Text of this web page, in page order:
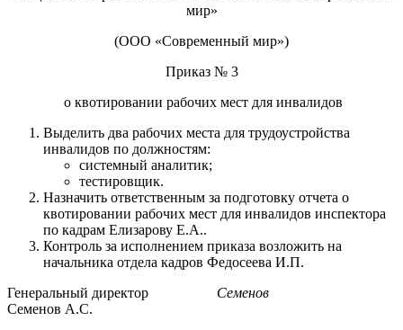
мир»
(ООО «Современный мир»)
Приказ № 3
о квотировании рабочих мест для инвалидов
Выделить два рабочих места для трудоустройства
инвалидов по должностям:
системный аналитик;
тестировщик.
Назначить ответственным за подготовку отчета о
квотировании рабочих мест для инвалидов инспектора
по кадрам Елизарову Е.А..
Контроль за исполнением приказа возложить на
начальника отдела кадров Федосеева И.П.
Генеральный директор Семенов
Семенов А.С.